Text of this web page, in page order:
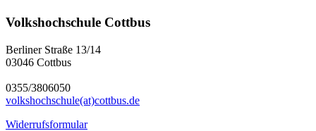
Volkshochschule Cottbus
Berliner Straße 13/14
03046 Cottbus
0355/3806050
volkshochschule(at)cottbus.de
Widerrufsformular